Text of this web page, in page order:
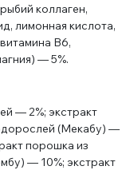
коллаген,
лимонная кислота,
В6,
— 5%.
— 2%; экстракт
(Мекабу) —
порошка из
— 10%; экстракт